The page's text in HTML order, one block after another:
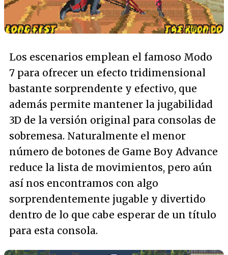
Los escenarios emplean el famoso Modo
7 para ofrecer un efecto tridimensional
bastante sorprendente y efectivo, que
además permite mantener la jugabilidad
3D de la versión original para consolas de
sobremesa. Naturalmente el menor
número de botones de Game Boy Advance
reduce la lista de movimientos, pero aún
así nos encontramos con algo
sorprendentemente jugable y divertido
dentro de lo que cabe esperar de un título
para esta consola.